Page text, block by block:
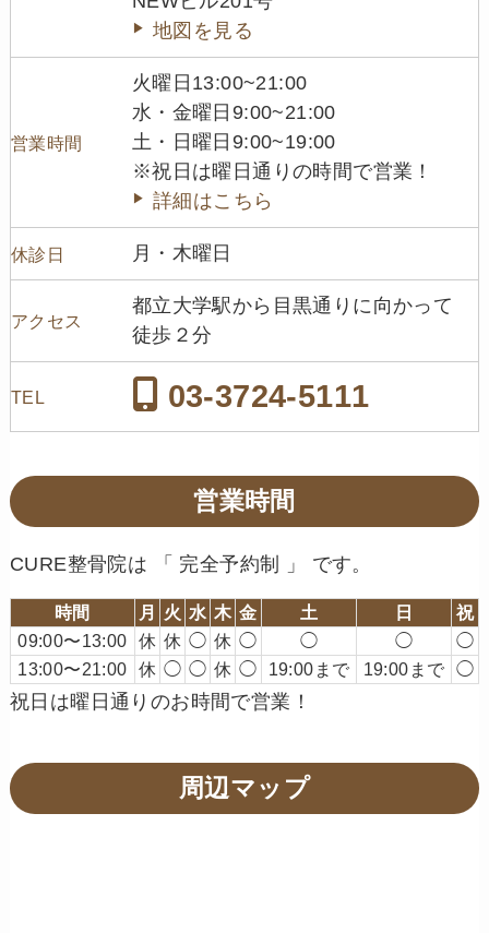
地図を見る
営業時間
火曜日13:00~21:00
水・金曜日9:00~21:00
土・日曜日9:00~19:00
※祝日は曜日通りの時間で営業！
詳細はこちら
休診日 月・木曜日
アクセス
都立大学駅から目黒通りに向かって
徒歩２分
TEL 03-3724-5111
営業時間
CURE整骨院は 「 完全予約制 」 です。
時間 月 火 水 木 金 土 日
祝
09:00〜13:00
休 休 ◯ 休 ◯ ◯ ◯
◯
13:00〜21:00
休 ◯ ◯ 休 ◯ 19:00まで 19:00まで ◯
祝日は曜日通りのお時間で営業！
周辺マップ